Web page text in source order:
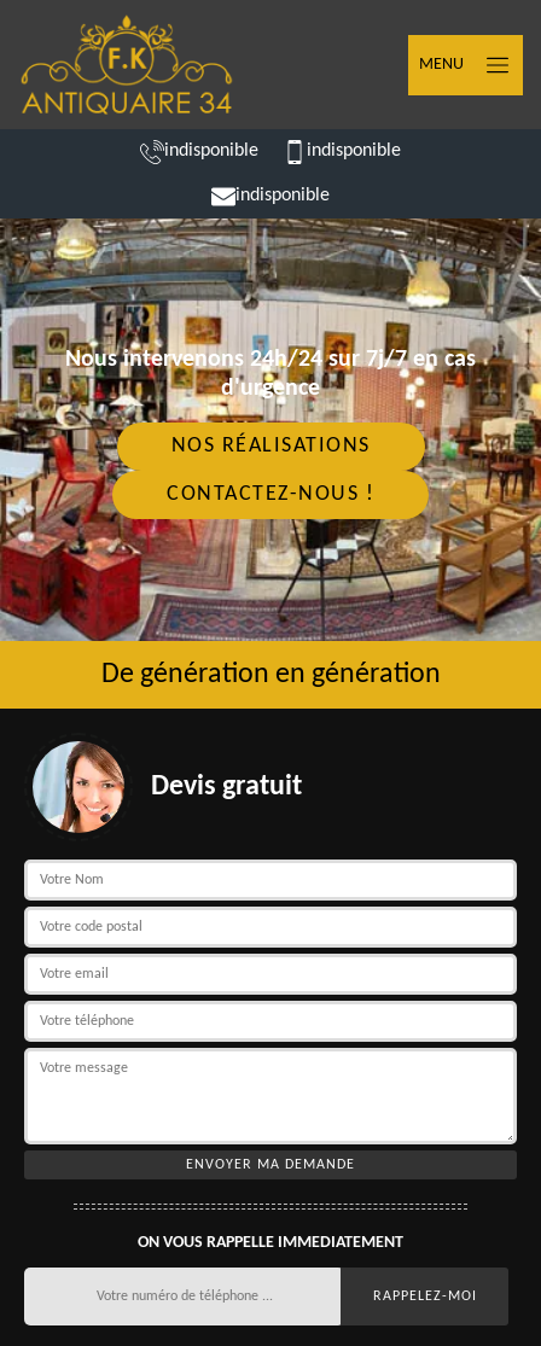
MENU
indisponible indisponible
indisponible
Nous intervenons 24h/24 sur 7j/7 en cas
d'urgence
NOS RÉALISATIONS
CONTACTEZ-NOUS !
De génération en génération
Devis gratuit
ON VOUS RAPPELLE IMMEDIATEMENT